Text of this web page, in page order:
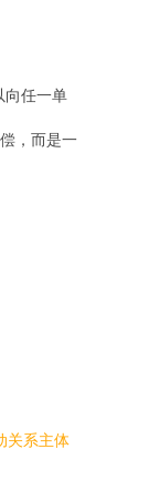
向任一单
，而是一
关系主体